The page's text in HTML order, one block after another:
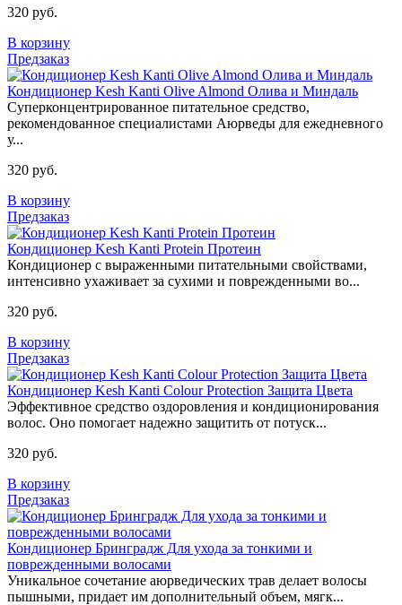
320 руб.
В корзину
Предзаказ
Кондиционер Kesh Kanti Olive Almond Олива и Миндаль
Cуперконцентрированное питательное средство,
рекомендованное специалистами Аюрведы для ежедневного
у...
320 руб.
В корзину
Предзаказ
Кондиционер Kesh Kanti Protein Протеин
Кондиционер с выраженными питательными свойствами,
интенсивно ухаживает за сухими и поврежденными во...
320 руб.
В корзину
Предзаказ
Кондиционер Kesh Kanti Сolour Protection Защита Цвета
Эффективное средство оздоровления и кондиционирования
волос. Оно помогает надежно защитить от потуск...
320 руб.
В корзину
Предзаказ
Кондиционер Бринградж Для ухода за тонкими и
поврежденными волосами
Уникальное сочетание аюрведических трав делает волосы
пышными, придает им дополнительный объем, мягк...